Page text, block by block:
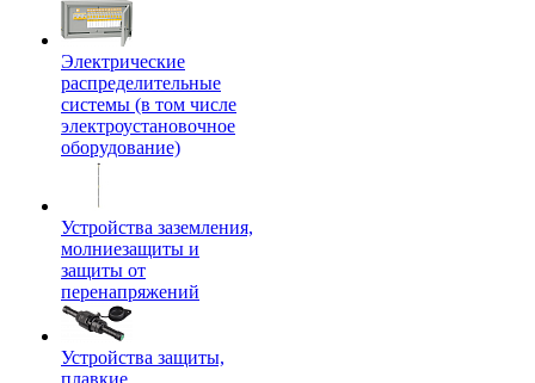
Электрические
распределительные
системы (в том числе
электроустановочное
оборудование)
Устройства заземления,
молниезащиты и
защиты от
перенапряжений
Устройства защиты,
плавкие